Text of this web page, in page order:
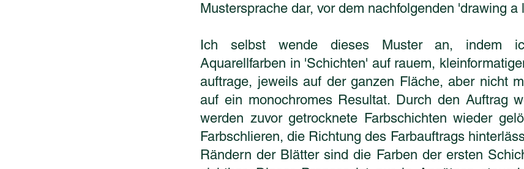
Mustersprache dar, vor dem nachfolgenden 'drawing a
Ich selbst wende dieses Muster an, indem
Aquarellfarben in 'Schichten' auf rauem,
auftrage, jeweils auf der ganzen Fläche, aber nicht
auf ein monochromes Resultat. Durch den Auftrag
werden zuvor getrocknete Farbschichten wieder
Farbschlieren, die Richtung des Farbauftrags
Rändern der Blätter sind die Farben der ersten